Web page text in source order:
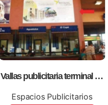
Vallas publicitaria terminal de
Espacios Publicitarios